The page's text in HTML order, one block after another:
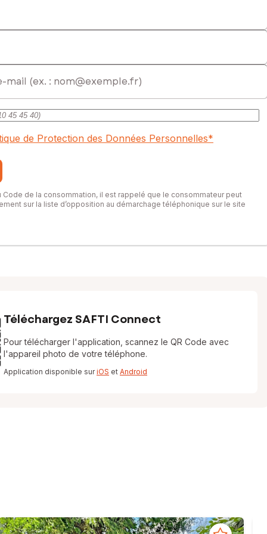
de Protection des Données Personnelles*
Code de la consommation, il est rappelé que le consommateur peut
sur la liste d’opposition au démarchage téléphonique sur le site
Téléchargez SAFTI Connect
Pour télécharger l'application, scannez le QR Code avec
l'appareil photo de votre téléphone.
Application disponible suriOS et Android